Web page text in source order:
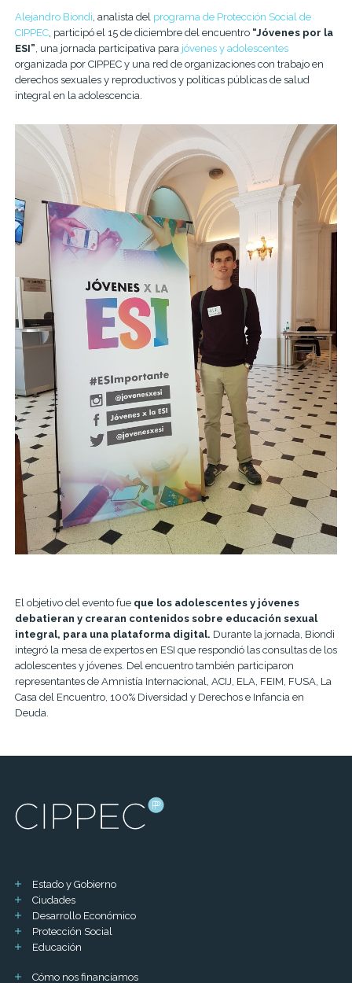
Alejandro Biondi , analista del programa de Protección Social de
CIPPEC, participó el 15 de diciembre del encuentro “Jóvenes por la
ESI” , una jornada participativa para jóvenes y adolescentes
organizada por CIPPEC y una red de organizaciones con trabajo en
derechos sexuales y reproductivos y políticas públicas de salud
integral en la adolescencia.
El objetivo del evento fue que los adolescentes y jóvenes
debatieran y crearan contenidos sobre educación sexual
integral, para una plataforma digital. Durante la jornada, Biondi
integró la mesa de expertos en ESI que respondió las consultas de los
adolescentes y jóvenes. Del encuentro también participaron
representantes de Amnistía Internacional, ACIJ, ELA, FEIM, FUSA, La
Casa del Encuentro, 100% Diversidad y Derechos e Infancia en
Deuda.
Estado y Gobierno
Ciudades
Desarrollo Económico
Protección Social
Educación
Cómo nos financiamos